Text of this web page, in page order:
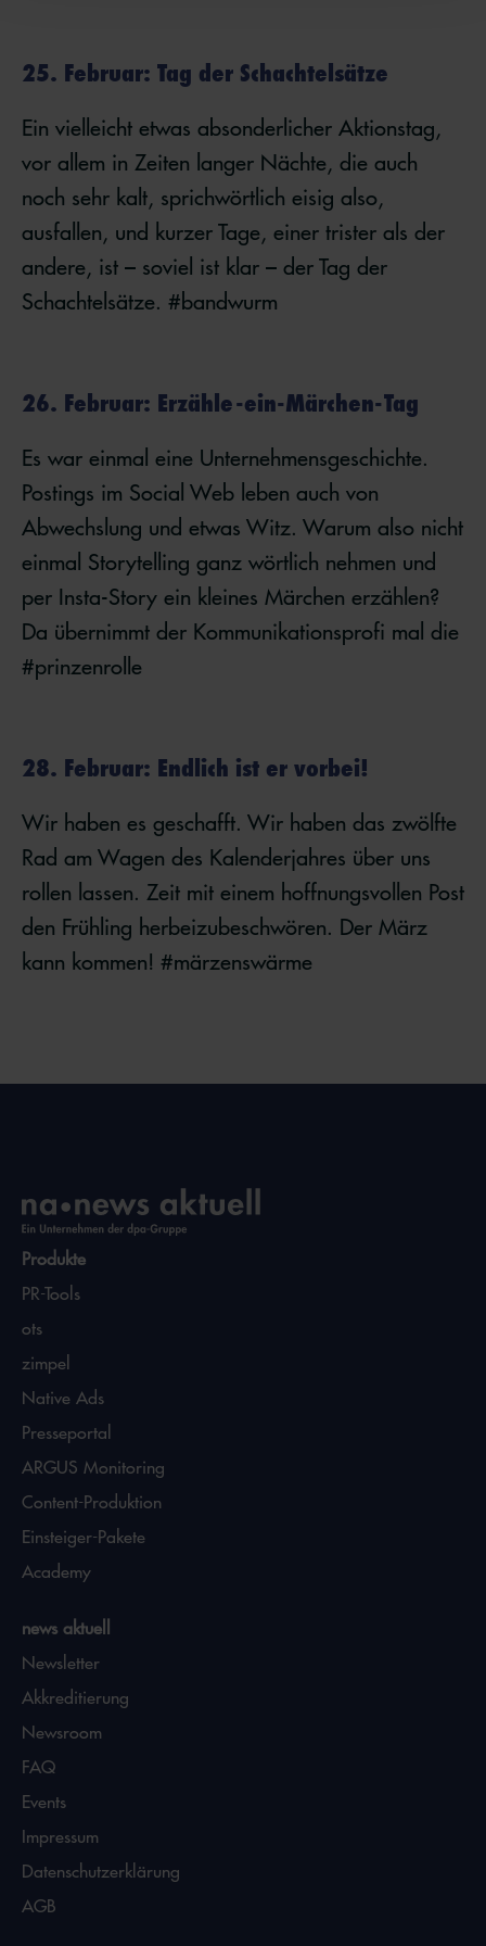
25. Februar: Tag der Schachtelsätze
Ein vielleicht etwas absonderlicher Aktionstag,
vor allem in Zeiten langer Nächte, die auch
noch sehr kalt, sprichwörtlich eisig also,
ausfallen, und kurzer Tage, einer trister als der
andere, ist – soviel ist klar – der Tag der
Schachtelsätze. #bandwurm
26. Februar: Erzähle-ein-Märchen-Tag
Es war einmal eine Unternehmensgeschichte.
Postings im Social Web leben auch von
Abwechslung und etwas Witz. Warum also nicht
einmal Storytelling ganz wörtlich nehmen und
per Insta-Story ein kleines Märchen erzählen?
Da übernimmt der Kommunikationsprofi mal die
#prinzenrolle
28. Februar: Endlich ist er vorbei!
Wir haben es geschafft. Wir haben das zwölfte
Rad am Wagen des Kalenderjahres über uns
rollen lassen. Zeit mit einem hoffnungsvollen Post
den Frühling herbeizubeschwören. Der März
kann kommen! #märzenswärme
Produkte
PR-Tools
ots
zimpel
Native Ads
Presseportal
ARGUS Monitoring
Content-Produktion
Einsteiger-Pakete
Academy
news aktuell
Newsletter
Akkreditierung
Newsroom
FAQ
Events
Impressum
Datenschutzerklärung
AGB